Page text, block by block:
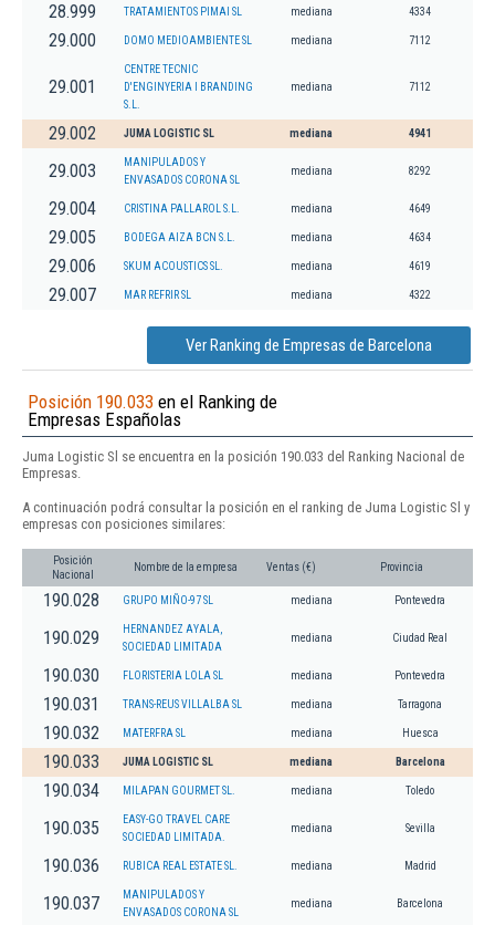
28.999 TRATAMIENTOS PIMAI SL mediana 4334
29.000 DOMO MEDIOAMBIENTE SL mediana 7112
29.001
CENTRE TECNIC
D'ENGINYERIA I BRANDING
S.L.
mediana 7112
29.002 JUMA LOGISTIC SL mediana 4941
29.003
MANIPULADOS Y
ENVASADOS CORONA SL
mediana 8292
29.004 CRISTINA PALLAROL S.L. mediana 4649
29.005 BODEGA AIZA BCN S.L. mediana 4634
29.006 SKUM ACOUSTICS SL. mediana 4619
29.007 MAR REFRIR SL mediana 4322
Ver Ranking de Empresas de Barcelona
Posición 190.033 en el Ranking de
Empresas Españolas
Juma Logistic Sl se encuentra en la posición 190.033 del Ranking Nacional de
Empresas.
A continuación podrá consultar la posición en el ranking de Juma Logistic Sl y
empresas con posiciones similares:
Posición
Nacional
Nombre de la empresa Ventas (€) Provincia
190.028 GRUPO MIÑO-97 SL mediana Pontevedra
190.029
HERNANDEZ AYALA,
SOCIEDAD LIMITADA
mediana Ciudad Real
190.030 FLORISTERIA LOLA SL mediana Pontevedra
190.031 TRANS-REUS VILLALBA SL mediana Tarragona
190.032 MATERFRA SL mediana Huesca
190.033 JUMA LOGISTIC SL mediana Barcelona
190.034 MILAPAN GOURMET SL. mediana Toledo
190.035
EASY-GO TRAVEL CARE
SOCIEDAD LIMITADA.
mediana Sevilla
190.036 RUBICA REAL ESTATE SL. mediana Madrid
190.037
MANIPULADOS Y
ENVASADOS CORONA SL
mediana Barcelona